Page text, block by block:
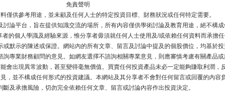
狄搏反彈後90度角大
頂
【特工】盤點美股明
後走勢 有邊隻值得重
免責聲明
僅供參考用途，並未顧及任何人士的特定投資目標、財務狀況或任何特定需要。
論平台，旨在提供知識交流的場所，所有內容僅供學術討論及教育用途，絕不構成
的個人學識及經驗來源，惟分享者毋須就任何人士使用及/或依賴任何資料而承擔任
默示的陳述或保證。網站內的所有文章、留言及討論中提及的個股價位，均基於
專業財務顧問的意見。如網友選擇不諮詢相關專業意見，則應審慎考慮有關產品或
會出現異常波動，甚至變得毫無價值。買賣任何投資產品未必一定能夠賺取利潤，
，並不構成任何形式的投資建議。本網站及其分享者不會對任何留言或回覆的內容
斷及承擔風險，切勿完全依賴任何文章、留言或討論內容作出投資決定。